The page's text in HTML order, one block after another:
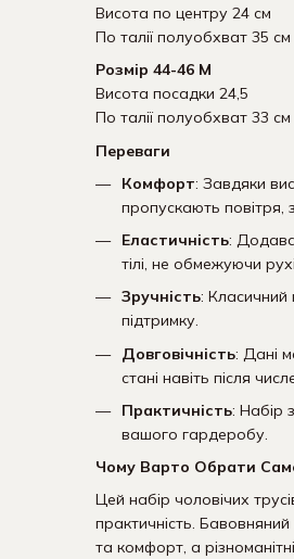
Висота по центру 24 см
По талії полуобхват 35
Розмір 44-46 М
Висота посадки 24,5
По талії полуобхват 33
Переваги
Комфорт: Завдяки
пропускають повітря,
Еластичність:
тілі, не обмежуючи
Зручність: Класичний
підтримку.
Довговічність: Дані
стані навіть після
Практичність: Набір
вашого гардеробу.
Чому Варто Обрати
Цей набір чоловічих
практичність.
та комфорт, а